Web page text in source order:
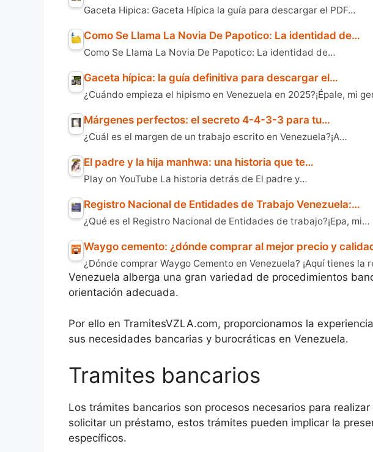
Gaceta Hipica: Gaceta Hípica la guía para descargar el PDF…
Como Se Llama La Novia De Papotico: La identidad de…
Como Se Llama La Novia De Papotico: La identidad de…
Gaceta hípica: la guía definitiva para descargar el…
¿Cuándo empieza el hipismo en Venezuela en 2025?¡Épale, mi
Márgenes perfectos: el secreto 4-4-3-3 para tu…
¿Cuál es el margen de un trabajo escrito en Venezuela?¡A…
El padre y la hija manhwa: una historia que te…
Play on YouTube La historia detrás de El padre y…
Registro Nacional de Entidades de Trabajo Venezuela:…
¿Qué es el Registro Nacional de Entidades de trabajo?¡Epa, mi…
Waygo cemento: ¿dónde comprar al mejor precio y
¿Dónde comprar Waygo Cemento en Venezuela? ¡Aquí tienes la
Venezuela alberga una gran variedad de procedimientos
orientación adecuada.
Por ello en TramitesVZLA.com, proporcionamos la
sus necesidades bancarias y burocráticas en Venezuela.
Tramites bancarios
Los trámites bancarios son procesos necesarios para
solicitar un préstamo, estos trámites pueden implicar la
específicos.